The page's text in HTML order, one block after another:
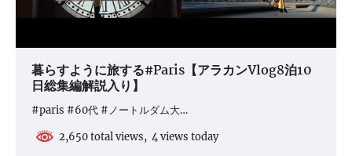
暮らすように旅する#Paris【アラカンVlog8泊10
日総集編解説入り】
#paris #60代 #ノートルダム大…
2,650 total views, 4 views today